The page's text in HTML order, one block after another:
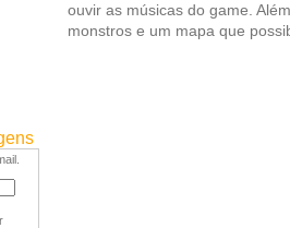
ouvir as músicas do game.
monstros e um mapa que